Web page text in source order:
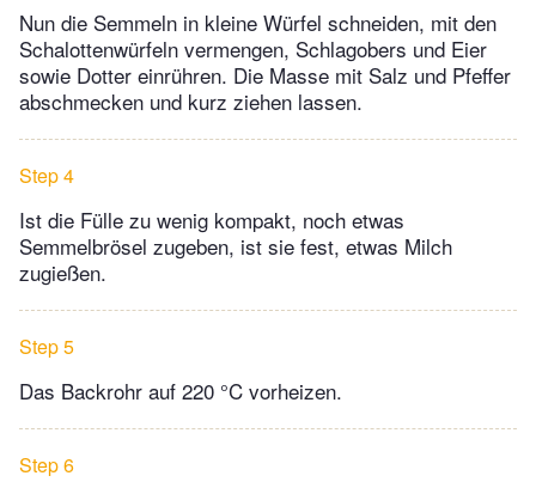
Nun die Semmeln in kleine Würfel schneiden, mit den
Schalottenwürfeln vermengen, Schlagobers und Eier
sowie Dotter einrühren. Die Masse mit Salz und Pfeffer
abschmecken und kurz ziehen lassen.
Step 4
Ist die Fülle zu wenig kompakt, noch etwas
Semmelbrösel zugeben, ist sie fest, etwas Milch
zugießen.
Step 5
Das Backrohr auf 220 °C vorheizen.
Step 6